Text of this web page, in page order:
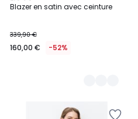
Blazer en satin avec ceinture
339,90 €
160,00 € -52%
Couleurs